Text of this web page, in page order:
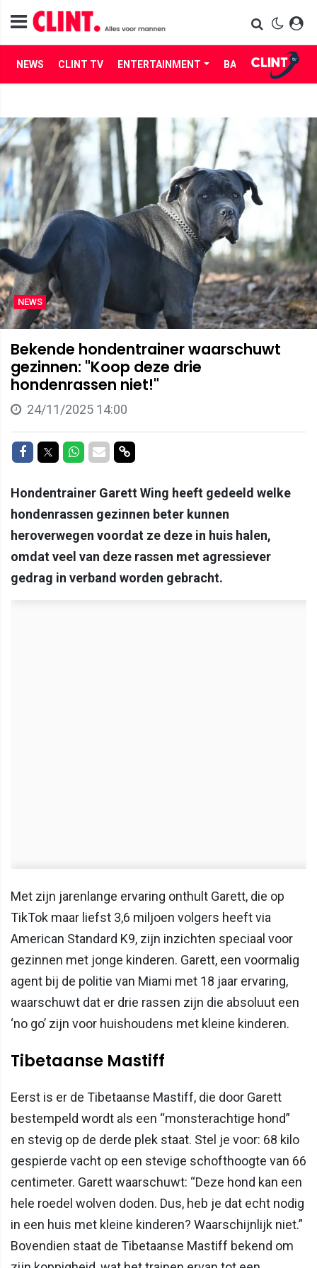
NEWS CLINT TV ENTERTAINMENT BABES LIFE
NEWS
Bekende hondentrainer waarschuwt
gezinnen: "Koop deze drie
hondenrassen niet!"
24/11/2025 14:00
Delen op Facebook
Delen op Twitter
Delen op Whatsapp
Delen via Mail
Delen via link
Hondentrainer Garett Wing heeft gedeeld welke
hondenrassen gezinnen beter kunnen
heroverwegen voordat ze deze in huis halen,
omdat veel van deze rassen met agressiever
gedrag in verband worden gebracht.
Met zijn jarenlange ervaring onthult Garett, die op
TikTok maar liefst 3,6 miljoen volgers heeft via
American Standard K9, zijn inzichten speciaal voor
gezinnen met jonge kinderen. Garett, een voormalig
agent bij de politie van Miami met 18 jaar ervaring,
waarschuwt dat er drie rassen zijn die absoluut een
‘no go’ zijn voor huishoudens met kleine kinderen.
Tibetaanse Mastiff
Eerst is er de Tibetaanse Mastiff, die door Garett
bestempeld wordt als een “monsterachtige hond”
en stevig op de derde plek staat. Stel je voor: 68 kilo
gespierde vacht op een stevige schofthoogte van 66
centimeter. Garett waarschuwt: “Deze hond kan een
hele roedel wolven doden. Dus, heb je dat echt nodig
in een huis met kleine kinderen? Waarschijnlijk niet.”
Bovendien staat de Tibetaanse Mastiff bekend om